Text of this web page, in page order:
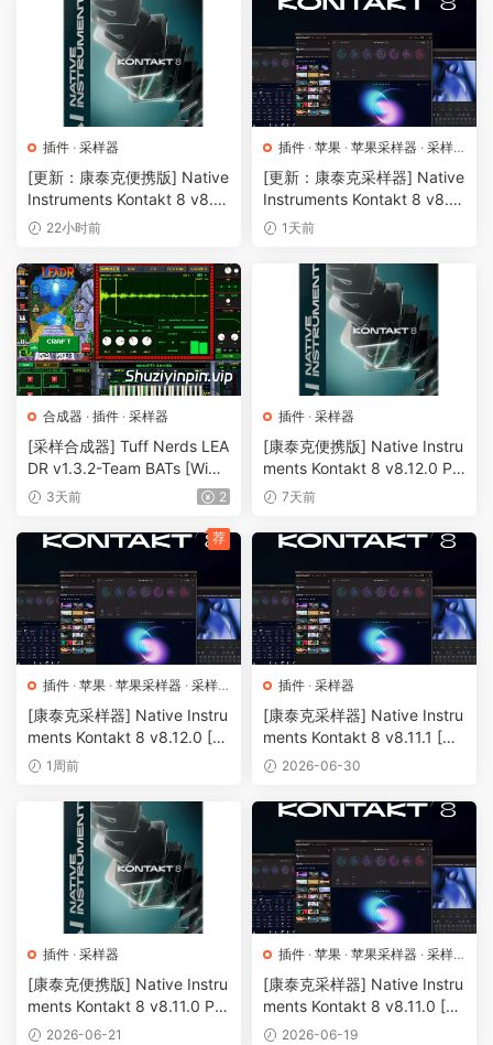
插件 · 采样器
[更新：康泰克便携版] Native
Instruments Kontakt 8 v8.1
2.1 PORTABLE-vkDanilov
22小时前
插件 · 苹果 · 苹果采样器 · 采样
器
[更新：康泰克采样器] Native
Instruments Kontakt 8 v8.1
2.1 [WiN, MacOSX]（1.2GB
1天前
合成器 · 插件 · 采样器
[采样合成器] Tuff Nerds LEA
DR v1.3.2-Team BATs [WiN]
（1GB）
3天前 2
插件 · 采样器
[康泰克便携版] Native Instru
ments Kontakt 8 v8.12.0 PO
RTABLE-vkDanilov [WiN]
7天前
插件 · 苹果 · 苹果采样器 · 采样
器
[康泰克采样器] Native Instru
ments Kontakt 8 v8.12.0 [Wi
N, MacOSX]（1.2GB+）
1周前
荐
插件 · 采样器
[康泰克采样器] Native Instru
ments Kontakt 8 v8.11.1 [Wi
N, MacOSX]（1.13GB+）
2026-06-30
插件 · 采样器
[康泰克便携版] Native Instru
ments Kontakt 8 v8.11.0 PO
RTABLE-vkDanilov [WiN]
2026-06-21
插件 · 苹果 · 苹果采样器 · 采样
器
[康泰克采样器] Native Instru
ments Kontakt 8 v8.11.0 [Wi
N, MacOSX]（1.1GB+）
2026-06-19